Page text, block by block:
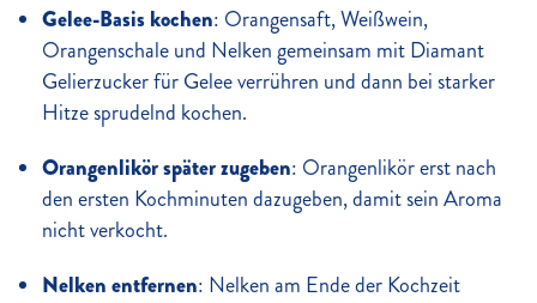
Gelee-Basis kochen: Orangensaft, Weißwein,
Orangenschale und Nelken gemeinsam mit Diamant
Gelierzucker für Gelee verrühren und dann bei starker
Hitze sprudelnd kochen.
Orangenlikör später zugeben: Orangenlikör erst nach
den ersten Kochminuten dazugeben, damit sein Aroma
nicht verkocht.
Nelken entfernen: Nelken am Ende der Kochzeit